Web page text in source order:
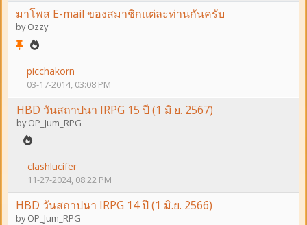
มาโพส E-mail ของสมาชิกแต่ละท่านกันครับ
byOzzy
picchakorn
03-17-2014, 03:08 PM
HBD วันสถาปนา IRPG 15 ปี (1 มิ.ย. 2567)
byOP_Jum_RPG
clashlucifer
11-27-2024, 08:22 PM
HBD วันสถาปนา IRPG 14 ปี (1 มิ.ย. 2566)
byOP_Jum_RPG